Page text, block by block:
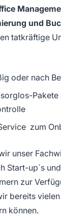
und
tatkräftige
oder nach
Pa­kete
zum
unser
Start-up´s und
zur
bereits
können.